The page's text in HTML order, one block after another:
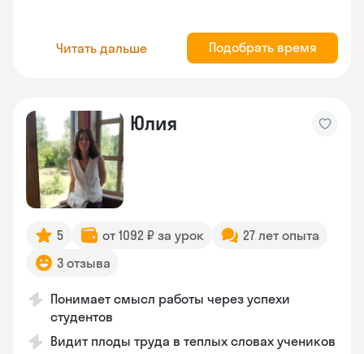
Читать дальше Подобрать время
Юлия
5 от 1092 ₽ за урок
27 лет опыта
3 отзыва
Понимает смысл работы через успехи
студентов
Видит плоды труда в теплых словах учеников